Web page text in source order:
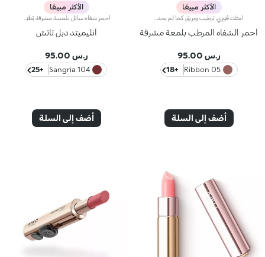
الأكثر مبيعًا
أحمر الشفاه المرطب بلمعة مشرقة
ر.س 95.00
05 Ribbon
+18
أضف إلى السلة
الأكثر مبيعًا
أنليميتد دبل تاتش
ر.س 95.00
104 Sangria
+25
أضف إلى السلة